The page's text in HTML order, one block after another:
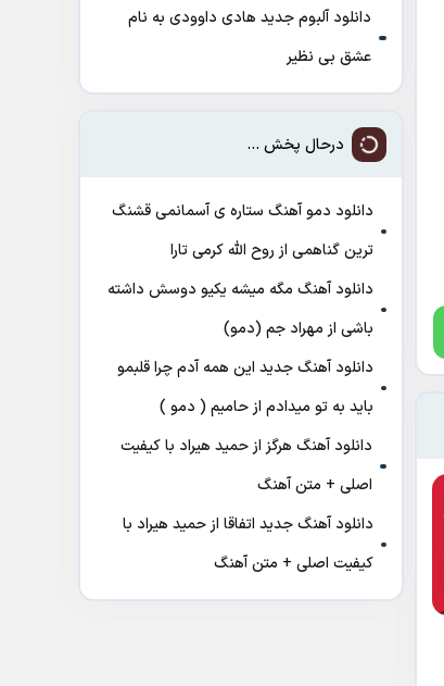
دانلود آلبوم جدید هادی داوودی به نام
عشق بی نظیر
درحال پخش ...
دانلود دمو آهنگ ﺳﺘﺎره ی آﺳﻤﺎﻧﻤﻰ ﻗﺸﻨﮓ
ﺗﺮﻳﻦ ﮔﻨﺎﻫﻤﻰ از روح الله کرمی تارا
دانلود آهنگ مگه میشه یکیو دوسش داشته
باشی از مهراد جم (دمو)
دانلود آهنگ جدید این همه آدم چرا قلبمو
باید به تو میدادم از حامیم ( دمو )
دانلود آهنگ هرگز از حمید هیراد با کیفیت
اصلی + متن آهنگ
دانلود آهنگ جدید اتفاقا از حمید هیراد با
کیفیت اصلی + متن آهنگ